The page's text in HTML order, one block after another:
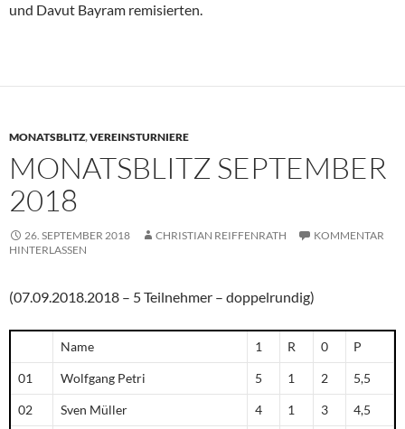
und Davut Bayram remisierten.
MONATSBLITZ,VEREINSTURNIERE
MONATSBLITZ SEPTEMBER
2018
26. SEPTEMBER 2018 CHRISTIAN REIFFENRATH
KOMMENTAR
HINTERLASSEN
(07.09.2018.2018 – 5 Teilnehmer – doppelrundig)
Name 1 R 0 P
01 Wolfgang Petri 5 1 2 5,5
02 Sven Müller 4 1 3 4,5